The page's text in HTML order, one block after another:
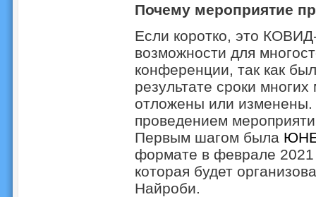
Почему мероприятие
Если коротко, это
возможности для
конференции, так как
результате сроки
отложены или изменены.
проведением
Первым шагом была
формате в феврале
которая будет
Найроби.